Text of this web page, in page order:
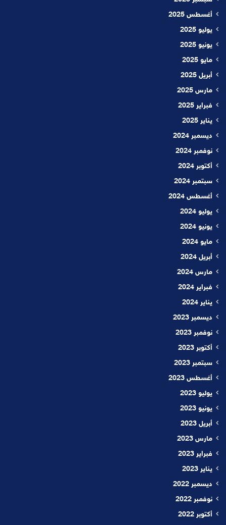
أغسطس 2025
يوليو 2025
يونيو 2025
مايو 2025
أبريل 2025
مارس 2025
فبراير 2025
يناير 2025
ديسمبر 2024
نوفمبر 2024
أكتوبر 2024
سبتمبر 2024
أغسطس 2024
يوليو 2024
يونيو 2024
مايو 2024
أبريل 2024
مارس 2024
فبراير 2024
يناير 2024
ديسمبر 2023
نوفمبر 2023
أكتوبر 2023
سبتمبر 2023
أغسطس 2023
يوليو 2023
يونيو 2023
أبريل 2023
مارس 2023
فبراير 2023
يناير 2023
ديسمبر 2022
نوفمبر 2022
أكتوبر 2022